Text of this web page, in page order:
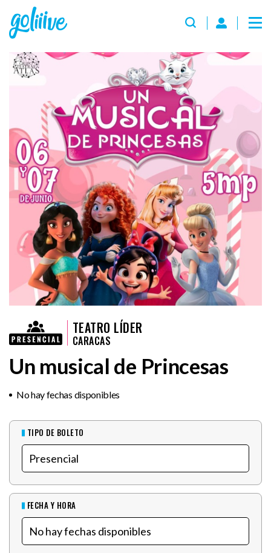
TEATRO LÍDER
CARACAS
Un musical de Princesas
No hay fechas disponibles
TIPO DE BOLETO
FECHA Y HORA